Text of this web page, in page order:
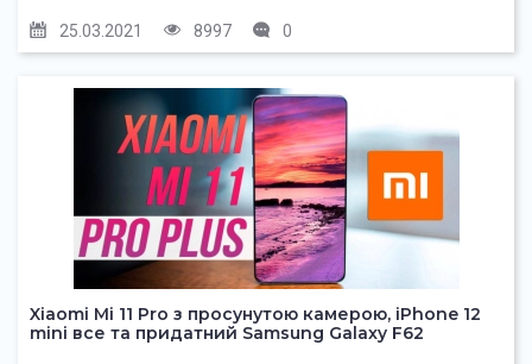
25.03.2021 8997 0
Xiaomi Mi 11 Pro з просунутою камерою, iPhone 12
mini все та придатний Samsung Galaxy F62